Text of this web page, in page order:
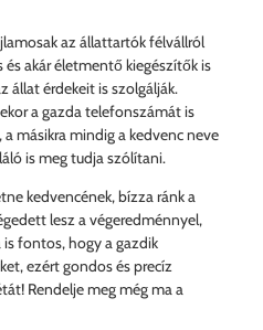
az állattartók félvállról
akár életmentő kiegészítők is
állat érdekeit is szolgálják.
a gazda telefonszámát is
másikra mindig a kedvenc neve
is meg tudja szólítani.
kedvencének, bízza ránk a
lesz a végeredménnyel,
fontos, hogy a gazdik
ezért gondos és precíz
Rendelje meg még ma a